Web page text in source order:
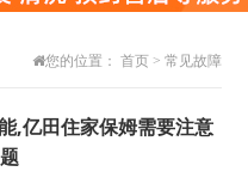
您的位置： 首页> 常见故障
,亿田住家保姆需要注意